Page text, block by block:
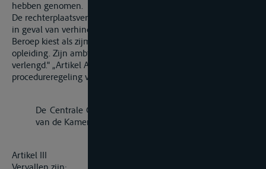
hebben genomen.
De rechterplaatsvervanger vervangt de aangewezen rechter
in geval van verhindering, vacature of wraking. De Kamer van
Beroep kiest als zijm voorzitter een lid met een juri[1]dische
opleiding. Zijn ambtsperiode bedraagt 3 jaar en kan worden
verlengd." „Artikel ASter j) De Centrale Commissie stelt de
procedureregeling vast van de Kamer van Beroep."
De Centrale Commissie stelt de procedureregeling vast
van de Kamer van Beroep."
Artikel III